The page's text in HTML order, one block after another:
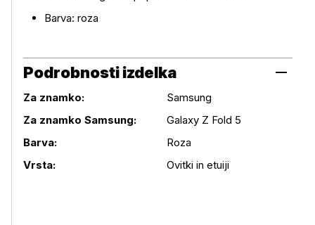
Barva: roza
Podrobnosti izdelka
Za znamko:
Samsung
Za znamko Samsung:
Galaxy Z Fold 5
Barva:
Roza
Vrsta:
Ovitki in etuiji